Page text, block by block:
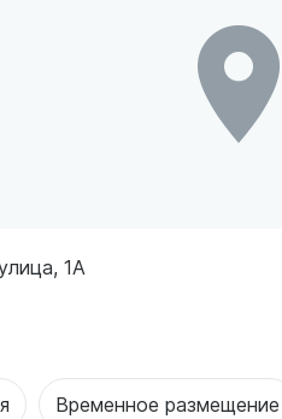
1А
Временное размещение